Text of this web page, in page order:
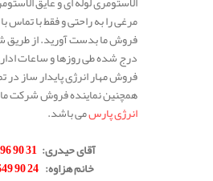
مرغی را به راحتی و فقط با تماس
فروش ما بدست آورید. از طریق
درج شده طی روزها و ساعات
فروش مهار انرژی پایدار ساز
همچنین نماینده فروش شرکت
انرژی پارسمی باشد.
آقای حیدری:
31 90 296 0912
خانم هزاوه:
24 90 649 0902